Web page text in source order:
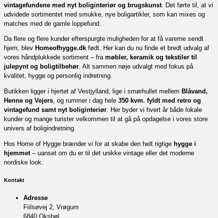
vintagefundene med nyt boliginteriør og brugskunst . Det førte til, at vi
udvidede sortimentet med smukke, nye boligartikler, som kan mixes og
matches med de gamle loppefund.
Da flere og flere kunder efterspurgte muligheden for at få varerne sendt
hjem, blev Homeofhygge.dk født. Her kan du nu finde et bredt udvalg af
vores håndplukkede sortiment – fra møbler, keramik og tekstiler til
julepynt og boligtilbehør. Alt sammen nøje udvalgt med fokus på
kvalitet, hygge og personlig indretning.
Butikken ligger i hjertet af Vestjylland, lige i smørhullet mellem Blåvand,
Henne og Vejers, og rummer i dag hele 350 kvm. fyldt med retro og
vintagefund samt nyt boliginteriør. Her byder vi hvert år både lokale
kunder og mange turister velkommen til at gå på opdagelse i vores store
univers af boligindretning.
Hos Home of Hygge brænder vi for at skabe den helt rigtige hygge i
hjemmet – uanset om du er til det unikke vintage eller det moderne
nordiske look.
Kontakt
Adresse
Fiilsøvej 2, Vrøgum
6840 Oksbøl